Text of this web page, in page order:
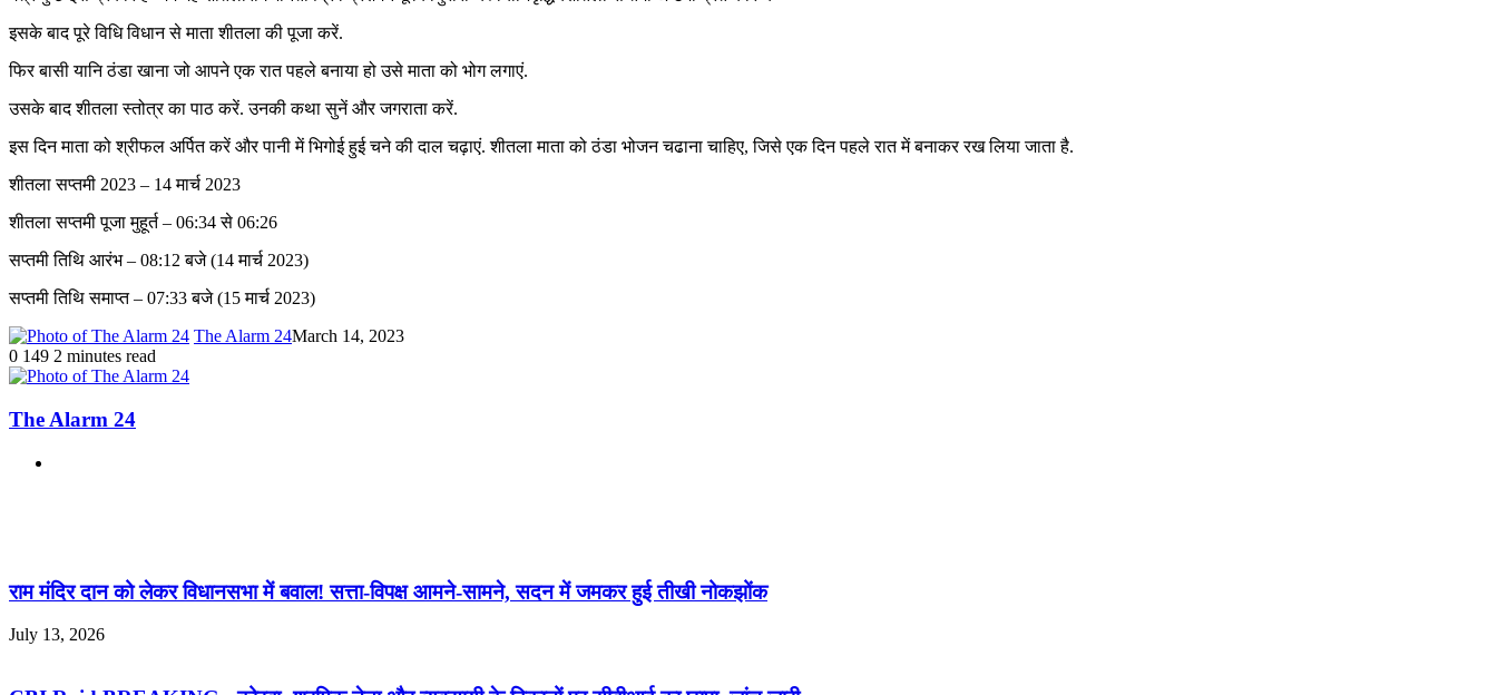
इसके बाद पूरे विधि विधान से माता शीतला की पूजा करें.
फिर बासी यानि ठंडा खाना जो आपने एक रात पहले बनाया हो उसे माता को भोग लगाएं.
उसके बाद शीतला स्तोत्र का पाठ करें. उनकी कथा सुनें और जगराता करें.
इस दिन माता को श्रीफल अर्पित करें और पानी में भिगोई हुई चने की दाल चढ़ाएं. शीतला माता को ठंडा भोजन चढाना चाहिए, जिसे एक दिन पहले रात में बनाकर रख लिया जाता है.
शीतला सप्तमी 2023 – 14 मार्च 2023
शीतला सप्तमी पूजा मुहूर्त – 06:34 से 06:26
सप्तमी तिथि आरंभ – 08:12 बजे (14 मार्च 2023)
सप्तमी तिथि समाप्त – 07:33 बजे (15 मार्च 2023)
The Alarm 24March 14, 2023
0 149 2 minutes read
The Alarm 24
राम मंदिर दान को लेकर विधानसभा में बवाल! सत्ता-विपक्ष आमने-सामने, सदन में जमकर हुई तीखी नोकझोंक
July 13, 2026